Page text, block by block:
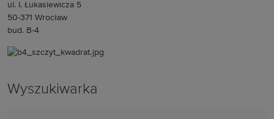
ul. I. Łukasiewicza 5
50-371 Wrocław
bud. B-4
Wyszukiwarka